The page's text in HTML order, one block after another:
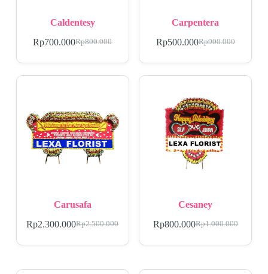
Caldentesy
Rp800.000
Rp700.000
Carpentera
Rp900.000
Rp500.000
Carusafa
Rp2.500.000
Rp2.300.000
Cesaney
Rp1.000.000
Rp800.000